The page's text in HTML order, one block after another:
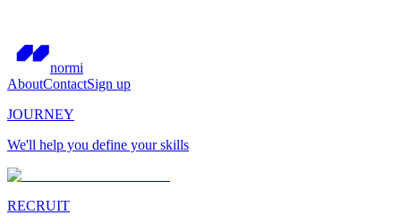
normi
AboutContactSign up
JOURNEY
We'll help you define your skills
RECRUIT